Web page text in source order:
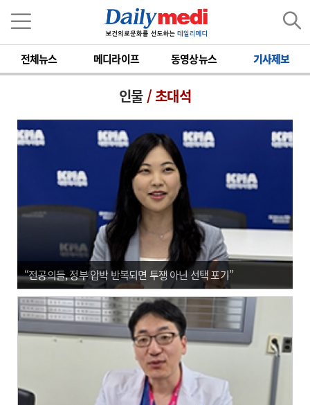
전체뉴스 메디라이프 동영상뉴스 기사제보
인물/ 초대석
“전공의들, 정부 압박 반복되면 투쟁 아닌 선택 포기”